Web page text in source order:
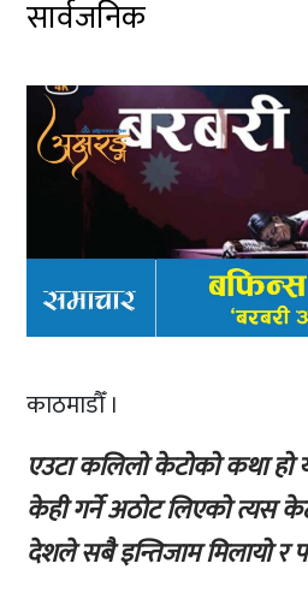
सार्वजनिक
काठमाडौँ ।
एउटा कलिलो केटोको कथा हो
केही गर्ने अठोट लिएको त्यस
देशले सबै इन्तिजाम मिलायो र